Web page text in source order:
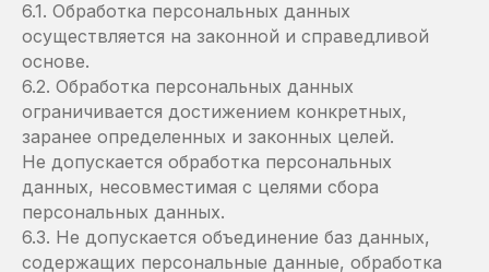
6.1. Обработка персональных данных
осуществляется на законной и справедливой
основе.
6.2. Обработка персональных данных
ограничивается достижением конкретных,
заранее определенных и законных целей.
Не допускается обработка персональных
данных, несовместимая с целями сбора
персональных данных.
6.3. Не допускается объединение баз данных,
содержащих персональные данные, обработка